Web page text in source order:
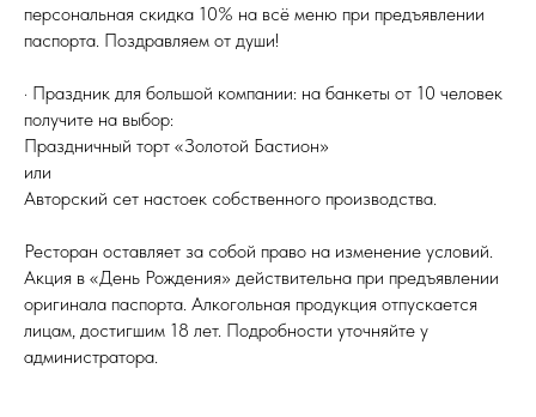
персональная скидка 10% на всё меню при предъявлении
паспорта. Поздравляем от души!
· Праздник для большой компании: на банкеты от 10 человек
получите на выбор:
Праздничный торт «Золотой Бастион»
или
Авторский сет настоек собственного производства.
Ресторан оставляет за собой право на изменение условий.
Акция в «День Рождения» действительна при предъявлении
оригинала паспорта. Алкогольная продукция отпускается
лицам, достигшим 18 лет. Подробности уточняйте у
администратора.